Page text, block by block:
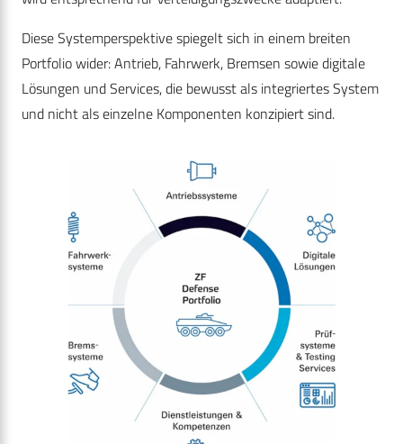
Diese Systemperspektive spiegelt sich in einem breiten
Portfolio wider: Antrieb, Fahrwerk, Bremsen sowie digitale
Lösungen und Services, die bewusst als integriertes System
und nicht als einzelne Komponenten konzipiert sind.